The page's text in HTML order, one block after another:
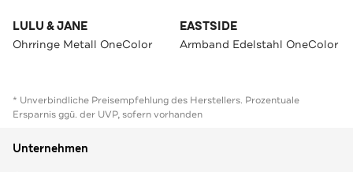
LULU & JANE
Ohrringe Metall OneColor
EASTSIDE
Armband Edelstahl OneColor
* Unverbindliche Preisempfehlung des Herstellers. Prozentuale
Ersparnis ggü. der UVP, sofern vorhanden
Unternehmen